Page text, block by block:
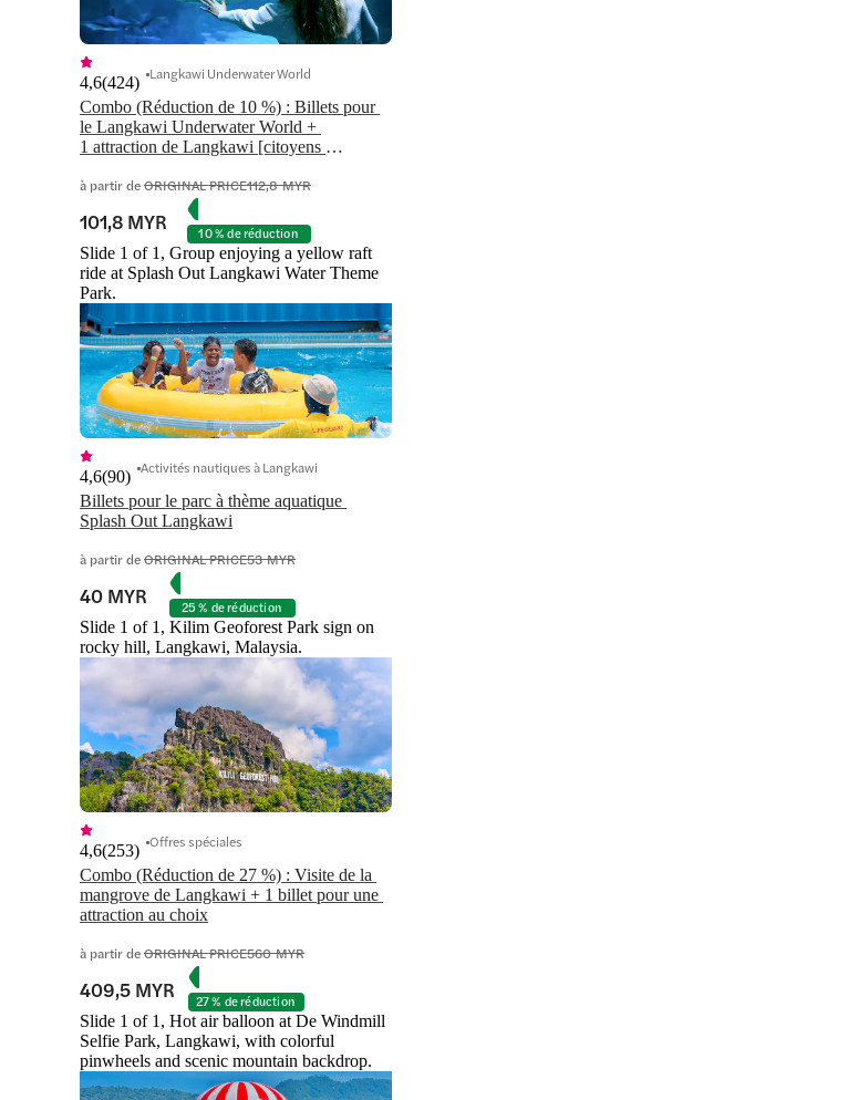
Combo (Réduction de 10 %) : Billets pour
le Langkawi Underwater World +
1 attraction de Langkawi [citoyens
4,6(424) Langkawi Underwater World
à partir deORIGINAL PRICE112,8 MYR
101,8 MYR 10 % de réduction
Slide 1 of 1, Group enjoying a yellow raft
ride at Splash Out Langkawi Water Theme
Park.
Billets pour le parc à thème aquatique
Splash Out Langkawi
4,6(90) Activités nautiques à Langkawi
à partir deORIGINAL PRICE53 MYR
40 MYR 25 % de réduction
Slide 1 of 1, Kilim Geoforest Park sign on
rocky hill, Langkawi, Malaysia.
Combo (Réduction de 27 %) : Visite de la
mangrove de Langkawi + 1 billet pour une
4,6(253) Offres spéciales
à partir deORIGINAL PRICE560 MYR
409,5 MYR 27 % de réduction
Slide 1 of 1, Hot air balloon at De Windmill
Selfie Park, Langkawi, with colorful
pinwheels and scenic mountain backdrop.